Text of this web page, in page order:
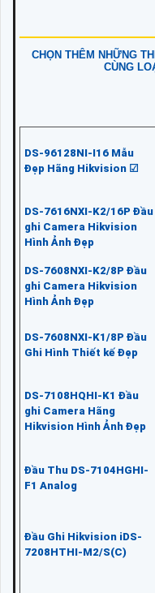
CHỌN THÊM NHỮNG
CÙNG
DS-96128NI-I16 Mẫu
Đẹp Hãng Hikvision ☑
DS-7616NXI-K2/16P Đầu
ghi Camera Hikvision
Hình Ảnh Đẹp
DS-7608NXI-K2/8P Đầu
ghi Camera Hikvision
Hình Ảnh Đẹp
DS-7608NXI-K1/8P Đầu
Ghi Hình Thiết kế Đẹp
DS-7108HQHI-K1 Đầu
ghi Camera Hãng
Hikvision Hình Ảnh Đẹp
Đầu Thu DS-7104HGHI-
F1 Analog
Đầu Ghi Hikvision iDS-
7208HTHI-M2/S(C)